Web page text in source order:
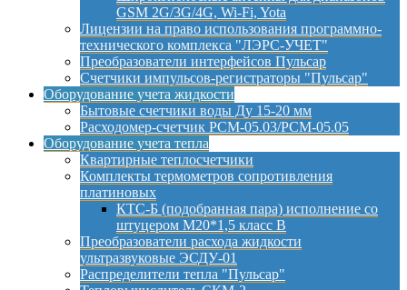
GSM 2G/3G/4G, Wi-Fi, Yota
Лицензии на право использования программно-
технического комплекса "ЛЭРС-УЧЕТ"
Преобразователи интерфейсов Пульсар
Счетчики импульсов-регистраторы "Пульсар"
Оборудование учета жидкости
Бытовые счетчики воды Ду 15-20 мм
Расходомер-счетчик РСМ-05.03/РСМ-05.05
Оборудование учета тепла
Квартирные теплосчетчики
Комплекты термометров сопротивления
платиновых
КТС-Б (подобранная пара) исполнение со
штуцером М20*1,5 класс B
Преобразователи расхода жидкости
ультразвуковые ЭСДУ-01
Распределители тепла "Пульсар"